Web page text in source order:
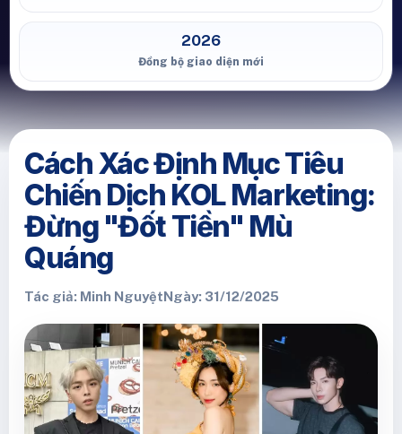
2026
Đồng bộ giao diện mới
Cách Xác Định Mục Tiêu
Chiến Dịch KOL Marketing:
Đừng "Đốt Tiền" Mù
Quáng
Tác giả: Minh NguyệtNgày: 31/12/2025